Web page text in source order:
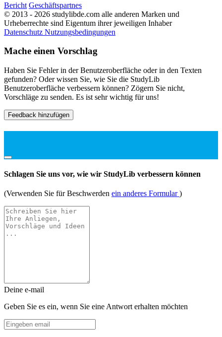
Bericht Geschäftspartnes
© 2013 - 2026 studylibde.com alle anderen Marken und
Urheberrechte sind Eigentum ihrer jeweiligen Inhaber
Datenschutz Nutzungsbedingungen
Mache einen Vorschlag
Haben Sie Fehler in der Benutzeroberfläche oder in den Texten
gefunden? Oder wissen Sie, wie Sie die StudyLib
Benutzeroberfläche verbessern können? Zögern Sie nicht,
Vorschläge zu senden. Es ist sehr wichtig für uns!
Feedback hinzufügen
Schlagen Sie uns vor, wie wir StudyLib verbessern können
(Verwenden Sie für Beschwerden ein anderes Formular)
Deine e-mail
Geben Sie es ein, wenn Sie eine Antwort erhalten möchten